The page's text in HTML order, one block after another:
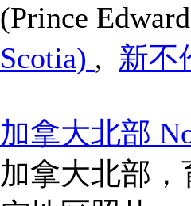
(Prince
Scotia) , 新不
加拿大北部
加拿大北部